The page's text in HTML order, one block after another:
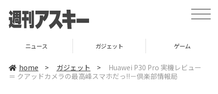
t
o
v
ニュース ガジェット ゲーム
home > ガジェット >
Huawei P30 Pro 実機レビュー
＝ クアッドカメラの最高峰スマホだっ!!－倶楽部情報局